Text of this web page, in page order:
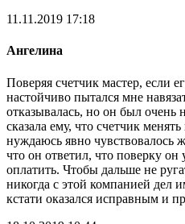
11.11.2019 17:18
Ангелина
Поверяя счетчик мастер, если
настойчиво пытался мне
отказывалась, но он был очень
сказала ему, что счетчик
нуждаюсь явно чувствовалось
что он ответил, что поверку он
оплатить. Чтобы дальше не
никогда с этой компанией дел
кстати оказался исправным и